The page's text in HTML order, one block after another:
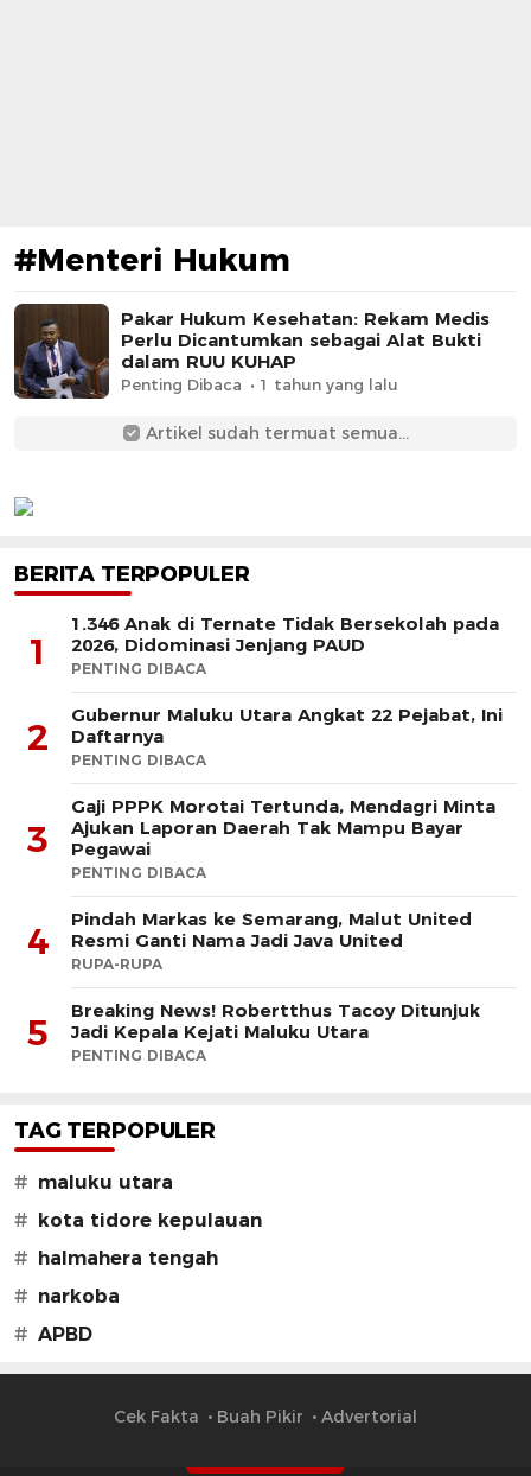
#Menteri Hukum
Pakar Hukum Kesehatan: Rekam Medis
Perlu Dicantumkan sebagai Alat Bukti
dalam RUU KUHAP
Penting Dibaca 1 tahun yang lalu
Artikel sudah termuat semua...
BERITA TERPOPULER
1
1.346 Anak di Ternate Tidak Bersekolah pada
2026, Didominasi Jenjang PAUD
PENTING DIBACA
2
Gubernur Maluku Utara Angkat 22 Pejabat, Ini
Daftarnya
PENTING DIBACA
3
Gaji PPPK Morotai Tertunda, Mendagri Minta
Ajukan Laporan Daerah Tak Mampu Bayar
Pegawai
PENTING DIBACA
4
Pindah Markas ke Semarang, Malut United
Resmi Ganti Nama Jadi Java United
RUPA-RUPA
5
Breaking News! Robertthus Tacoy Ditunjuk
Jadi Kepala Kejati Maluku Utara
PENTING DIBACA
TAG TERPOPULER
# maluku utara
# kota tidore kepulauan
# halmahera tengah
# narkoba
# APBD
Cek Fakta Buah Pikir Advertorial